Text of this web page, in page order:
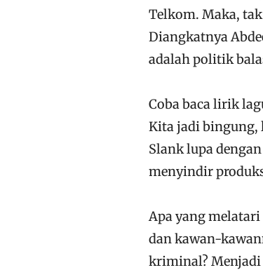
Telkom. Maka,
Diangkatnya
adalah politik
Coba baca lirik
Kita jadi bingung,
Slank lupa
menyindir
Apa yang
dan kawan-
kriminal? Menjadi